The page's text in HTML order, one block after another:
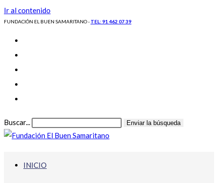
Ir al contenido
FUNDACIÓN EL BUEN SAMARITANO - TEL: 91 462 07 39
Buscar... Enviar la búsqueda
INICIO